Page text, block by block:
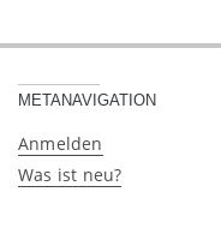
METANAVIGATION
Anmelden
Was ist neu?